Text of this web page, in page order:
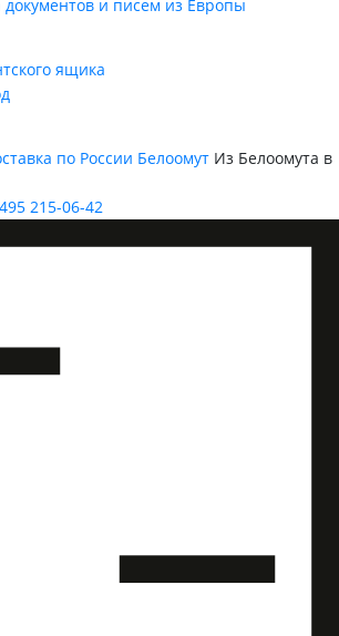
документов и писем из Европы
ящика
по России Белоомут Из Белоомута в
215-06-42